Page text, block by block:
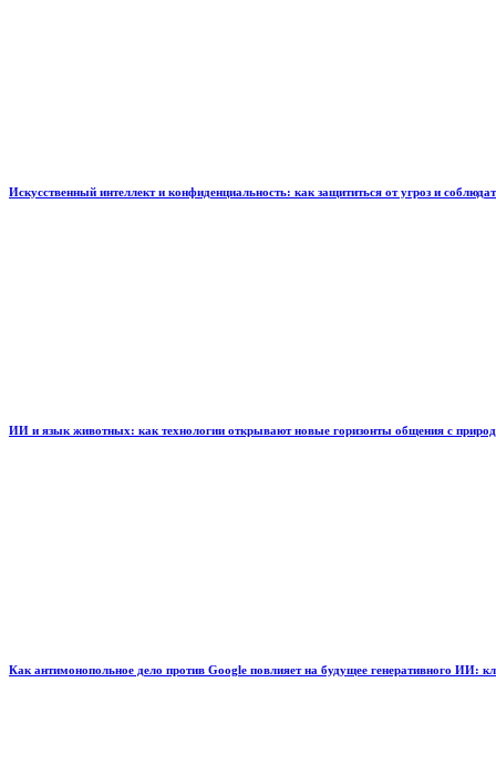
Искусственный интеллект и конфиденциальность: как защититься от угроз и
ИИ и язык животных: как технологии открывают новые горизонты общения с
Как антимонопольное дело против Google повлияет на будущее генеративного ИИ: